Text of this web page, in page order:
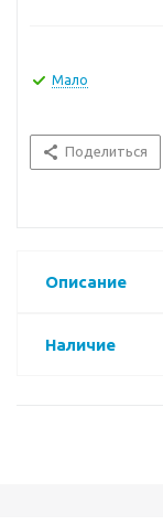
Мало
Поделиться
Описание
Наличие